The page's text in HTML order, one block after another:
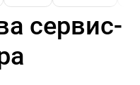
сервис-